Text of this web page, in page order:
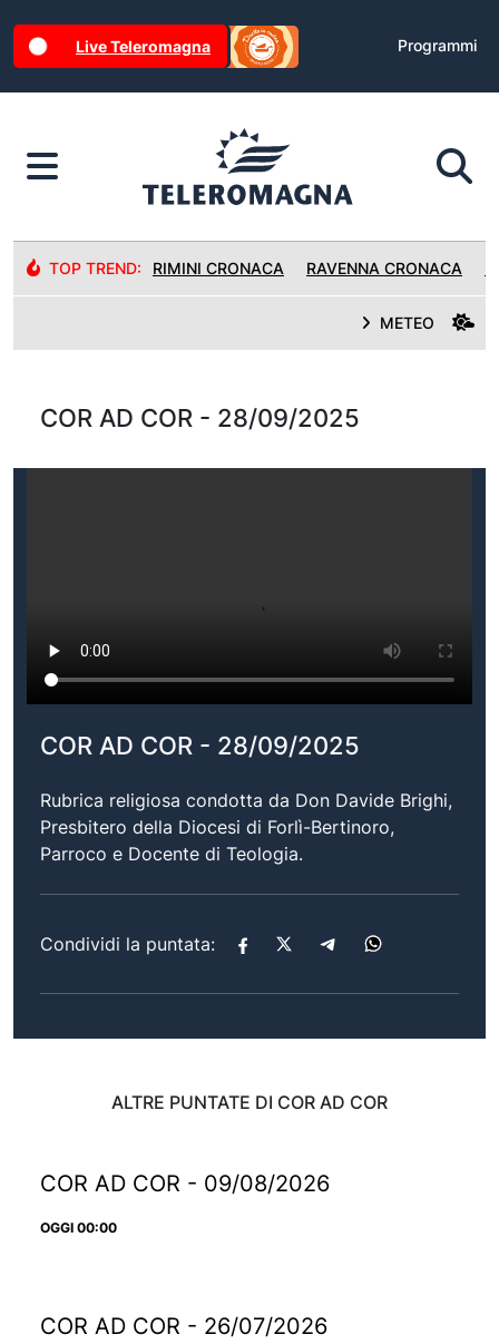
Live Teleromagna Programmi
TOP TREND: RIMINI CRONACA RAVENNA CRONACA
METEO
COR AD COR - 28/09/2025
COR AD COR - 28/09/2025
Rubrica religiosa condotta da Don Davide Brighi,
Presbitero della Diocesi di Forlì-Bertinoro,
Parroco e Docente di Teologia.
Condividi la puntata:
ALTRE PUNTATE DI COR AD COR
COR AD COR - 09/08/2026
OGGI 00:00
COR AD COR - 26/07/2026